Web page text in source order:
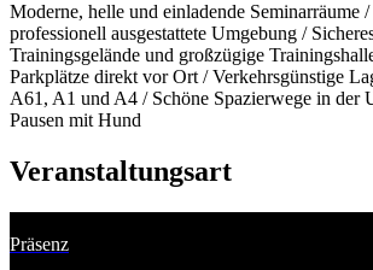
Moderne, helle und einladende Seminarräume
professionell ausgestattete Umgebung /
Trainingsgelände und großzügige
Parkplätze direkt vor Ort / Verkehrsgünstige
A61, A1 und A4 / Schöne Spazierwege in der
Pausen mit Hund
Veranstaltungsart
Präsenz